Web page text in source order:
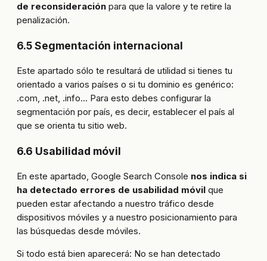
de reconsideración para que la valore y te retire la
penalización.
6.5 Segmentación internacional
Este apartado sólo te resultará de utilidad si tienes tu
orientado a varios países o si tu dominio es genérico:
.com, .net, .info… Para esto debes configurar la
segmentación por país, es decir, establecer el país al
que se orienta tu sitio web.
6.6 Usabilidad móvil
En este apartado, Google Search Console nos indica si
ha detectado errores de usabilidad móvil que
pueden estar afectando a nuestro tráfico desde
dispositivos móviles y a nuestro posicionamiento para
las búsquedas desde móviles.
Si todo está bien aparecerá: No se han detectado